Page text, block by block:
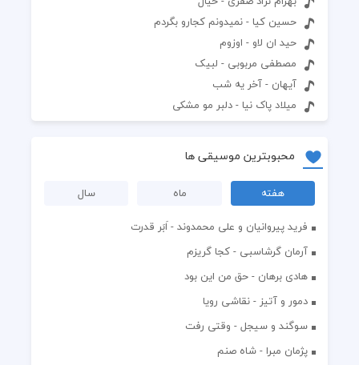
حسین کیا - نمیدونم کجارو بگردم
حید ان لاو - اوزوم
مصطفی مربوبی - لبیک
آیهان - آخر یه شب
میلاد پاک نیا - دلبر مو مشکی
محبوبترین موسیقی ها
هفته ماه
سال
فرید پیروانیان و علی محمدوند - اَبَر قدرت
آرمان گرشاسبی - کجا گریزم
هادی برهان - حق من این بود
دمور و آتیز - نقاشی رویا
سوگند و سیجل - وقتی رفت
پژمان مبرا - شاه صنم